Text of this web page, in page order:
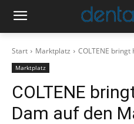
Start Marktplatz COLTENE
Marktplatz
COLTENE
Dam auf den